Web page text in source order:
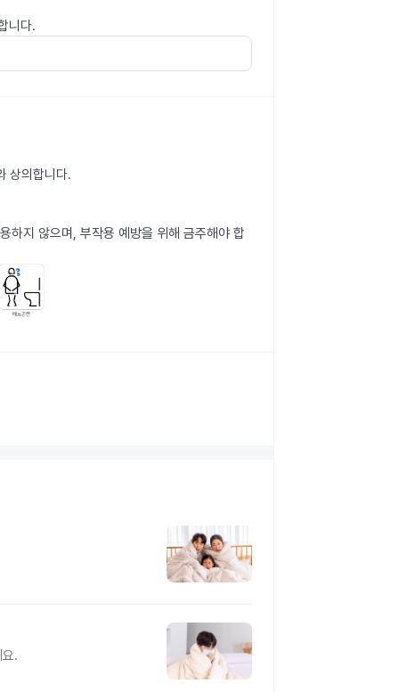
니다.
상의합니다.
하지 않으며, 부작용 예방을 위해 금주해야 합
.